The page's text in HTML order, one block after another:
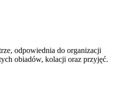
odpowiednia do organizacji
obiadów, kolacji oraz przyjęć.